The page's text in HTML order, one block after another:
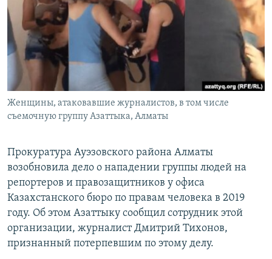
Женщины, атаковавшие журналистов, в том числе
съемочную группу Азаттыка, Алматы
Прокуратура Ауэзовского района Алматы
возобновила дело о нападении группы людей на
репортеров и правозащитников у офиса
Казахстанского бюро по правам человека в 2019
году. Об этом Азаттыку сообщил сотрудник этой
организации, журналист Дмитрий Тихонов,
признанный потерпевшим по этому делу.